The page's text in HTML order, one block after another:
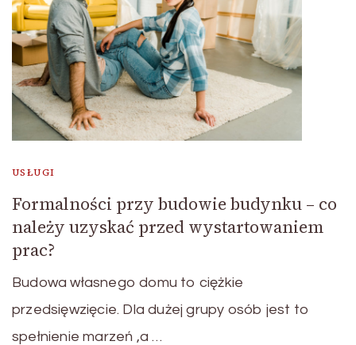
USŁUGI
Formalności przy budowie budynku – co
należy uzyskać przed wystartowaniem
prac?
Budowa własnego domu to ciężkie
przedsięwzięcie. Dla dużej grupy osób jest to
spełnienie marzeń ,a …